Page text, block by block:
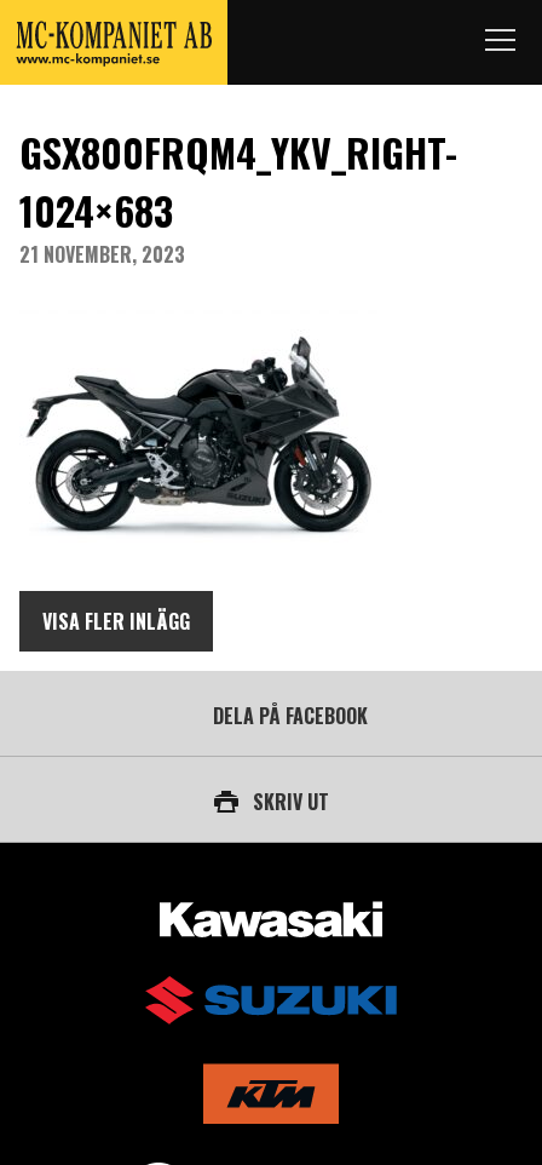
GSX800FRQM4_YKV_RIGHT-
1024×683
21 NOVEMBER, 2023
VISA FLER INLÄGG
DELA PÅ FACEBOOK
SKRIV UT
AUKTORISERAD ÅTERFÖRSÄLJARE AV